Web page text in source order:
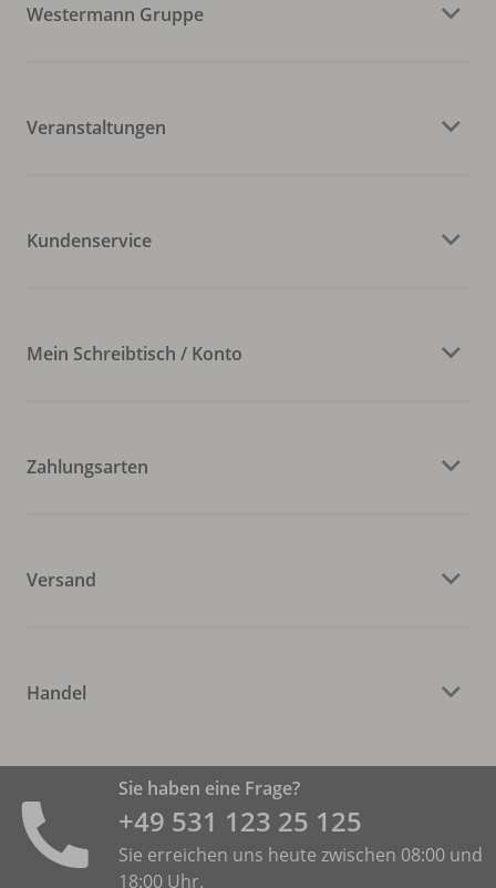
Westermann Gruppe
Veranstaltungen
Kundenservice
Mein Schreibtisch / Konto
Zahlungsarten
Versand
Handel
Sie haben eine Frage?
+49 531 ­123 25 125
Sie erreichen uns heute zwischen 08:00 und
18:00 Uhr.